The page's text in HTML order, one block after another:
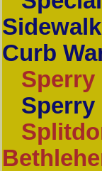
Curb
Sperry
Sperry